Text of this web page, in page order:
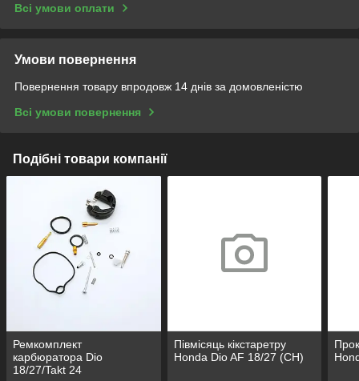
Всі умови оплати
Умови повернення
Повернення товару впродовж 14 днів за домовленістю
Всі умови повернення
Подібні товари компанії
Ремкомплект
карбюратора Dio
18/27/Takt 24
Півмісяць кікстаретру
Honda Dio AF 18/27 (CH)